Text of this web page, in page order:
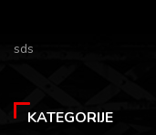
sds
KATEGORIJE